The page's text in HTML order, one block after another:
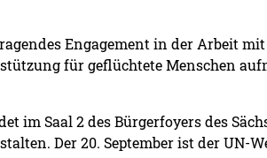
Engagement in der Arbeit
für geflüchtete Menschen
im Saal 2 des Bürgerfoyers des
Der 20. September ist der UN-